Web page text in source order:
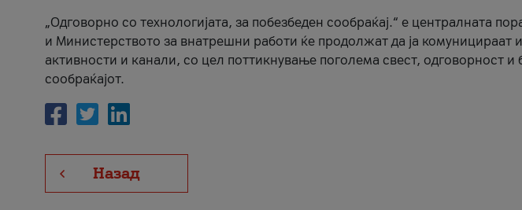
„Одговорно со технологијата, за побезбеден сообраќај.“ е централната
и Министерството за внатрешни работи ќе продолжат да ја комуницираат
активности и канали, со цел поттикнување поголема свест, одговорност и
сообраќајот.
Назад